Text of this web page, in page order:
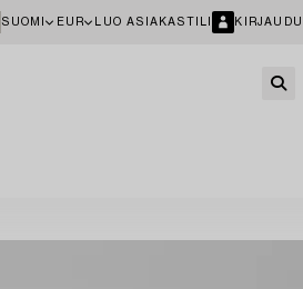
SUOMI EUR LUO ASIAKASTILI KIRJAUDU